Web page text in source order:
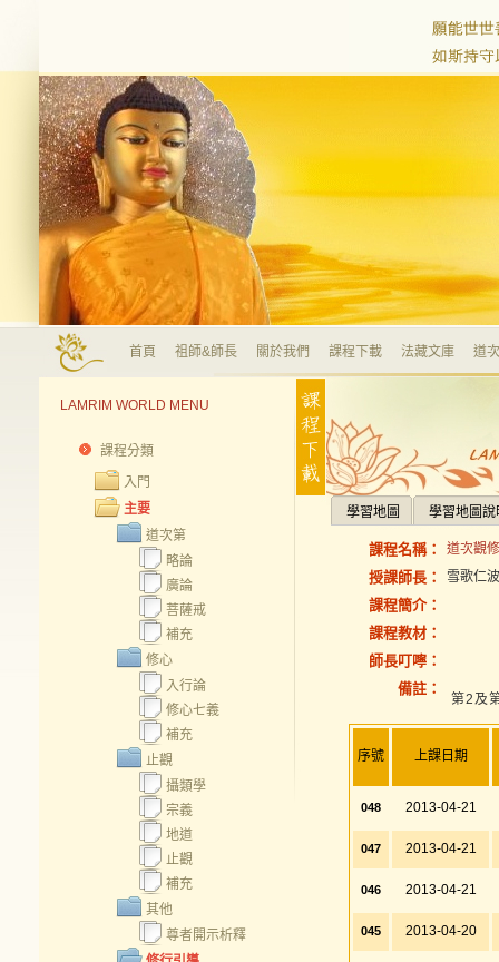
首頁 祖師&師長 關於我們 課程下載 法藏文庫 道
LAMRIM WORLD MENU
課程分類
入門
主要
道次第
略論
廣論
菩薩戒
補充
修心
入行論
修心七義
補充
止觀
攝類學
宗義
地道
止觀
補充
其他
尊者開示析釋
學習地圖 學習地圖說
課程名稱： 道次觀
授課師長： 雪歌仁
課程簡介：
課程教材：
師長叮嚀：
備註：
第2及
序號 上課日期
048 2013-04-21
047 2013-04-21
046 2013-04-21
045 2013-04-20